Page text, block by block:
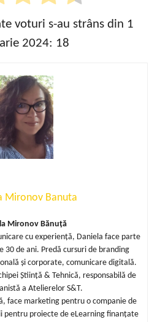
voturi s-au strâns din 1
2024: 18
Mironov Banuta
Mironov Bănuță
cu experiență, Daniela face parte
30 de ani. Predă cursuri de branding
și corporate, comunicare digitală.
Știință & Tehnică, responsabilă de
a Atelierelor S&T.
face marketing pentru o companie de
pentru proiecte de eLearning finanțate